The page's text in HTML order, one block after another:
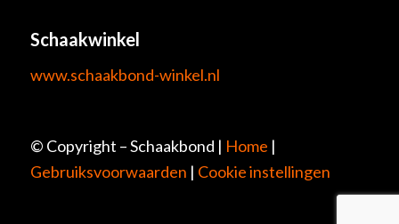
Schaakwinkel
www.schaakbond-winkel.nl
© Copyright – Schaakbond | Home |
Gebruiksvoorwaarden | Cookie instellingen